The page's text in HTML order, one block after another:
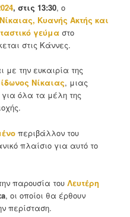
, στις 13:30, ο
Κυανής Ακτής και
γεύμα στο
στις Κάννες.
με την ευκαιρία της
Νίκαιας, μιας
για όλα τα μέλη της
περιβάλλον του
πλαίσιο για αυτό το
παρουσία τουΛευτέρη
, οι οποίοι θα έρθουν
περίσταση.